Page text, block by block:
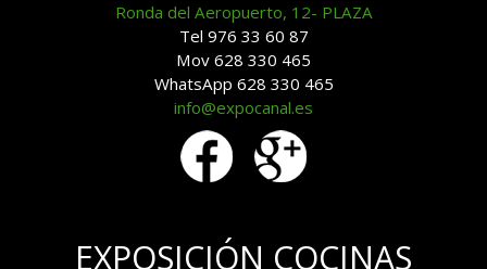
Ronda del Aeropuerto, 12- PLAZA
Tel 976 33 60 87
Mov 628 330 465
WhatsApp 628 330 465
info@expocanal.es
EXPOSICIÓN COCINAS